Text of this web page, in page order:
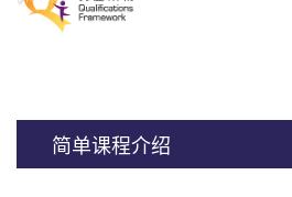
简单课程介绍